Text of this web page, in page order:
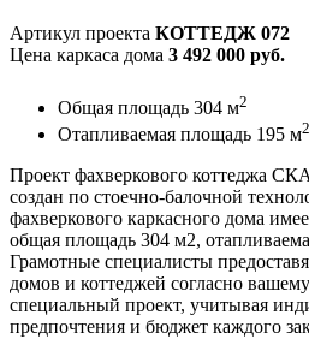
Артикул проекта КОТТЕДЖ 072
Цена каркаса дома 3 492 000 руб.
Общая площадь 304 м2
Отапливаемая площадь 195 м2
Проект фахверкового
создан по стоечно-балочной
фахверкового каркасного дома
общая площадь 304 м2,
Грамотные специалисты
домов и коттеджей согласно
специальный проект, учитывая
предпочтения и бюджет каждого